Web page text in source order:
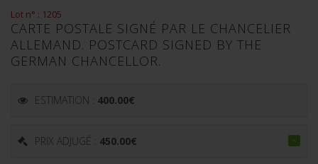
Lot n° : 1205
CARTE POSTALE SIGNÉ PAR LE CHANCELIER
ALLEMAND. POSTCARD SIGNED BY THE
GERMAN CHANCELLOR.
ESTIMATION : 400.00€
PRIX ADJUGÉ : 450.00€